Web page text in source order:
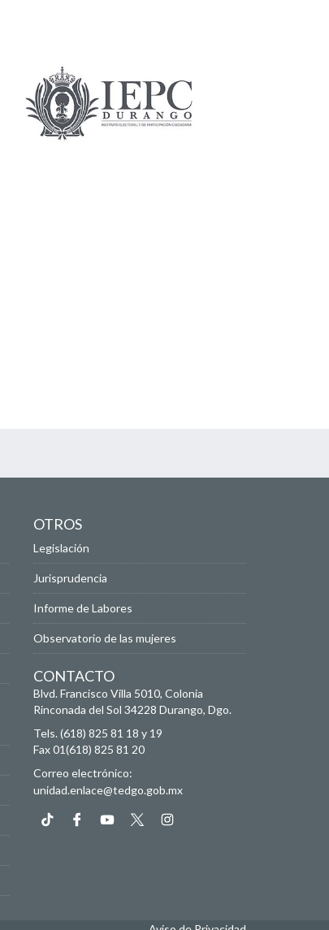
OTROS
Legislación
Jurisprudencia
Informe de Labores
Observatorio de las mujeres
CONTACTO
Blvd. Francisco Villa 5010, Colonia
Rinconada del Sol 34228 Durango, Dgo.
Tels. (618) 825 81 18 y 19
Fax 01(618) 825 81 20
Correo electrónico:
unidad.enlace@tedgo.gob.mx